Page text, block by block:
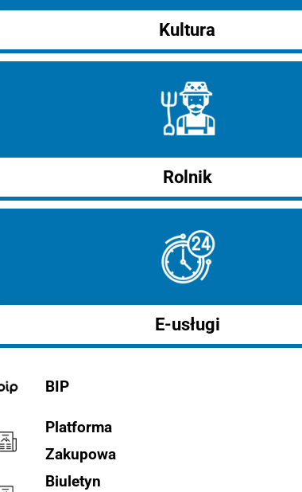
Kultura
Rolnik
E-usługi
BIP
Platforma
Zakupowa
Biuletyn